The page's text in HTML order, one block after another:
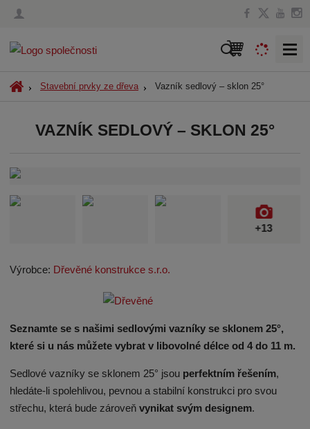
V
h
d
Ú
Stavební prvky ze dřeva Vazník sedlový – sklon 25°
VAZNÍK SEDLOVÝ – SKLON 25°
+13
Výrobce: Dřevěné konstrukce s.r.o.
Seznamte se s našimi sedlovými vazníky se sklonem 25°,
které si u nás můžete vybrat v libovolné délce od 4 do 11 m.
Sedlové vazníky se sklonem 25° jsou perfektním řešením,
hledáte-li spolehlivou, pevnou a stabilní konstrukci pro svou
střechu, která bude zároveňvynikat svým designem.